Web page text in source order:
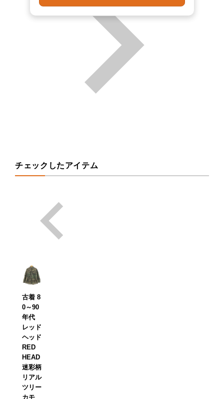
チェックしたアイテム
古着 8
0～90
年代
レッド
ヘッド
RED
HEAD
迷彩柄
リアル
ツリー
カモ